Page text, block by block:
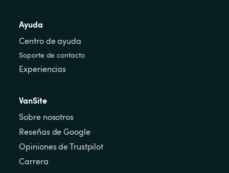
Ayuda
Centro de ayuda
Soporte de contacto
Experiencias
VanSite
Sobre nosotros
Reseñas de Google
Opiniones de Trustpilot
Carrera